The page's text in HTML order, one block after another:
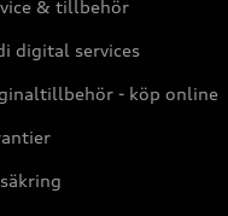
& tillbehör
digital services
- köp online